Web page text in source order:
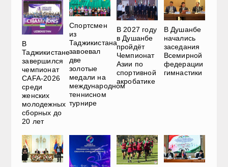
В
Таджикистане
завершился
чемпионат
CAFA-2026
среди
женских
молодежных
сборных до
20 лет
Спортсмен
из
Таджикистана
завоевал
две
золотые
медали на
международном
теннисном
турнире
В 2027 году
в Душанбе
пройдёт
Чемпионат
Азии по
спортивной
акробатике
В Душанбе
начались
заседания
Всемирной
федерации
гимнастики